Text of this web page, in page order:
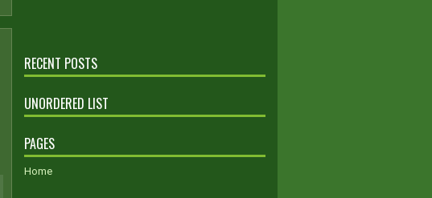
RECENT POSTS
UNORDERED LIST
PAGES
Home